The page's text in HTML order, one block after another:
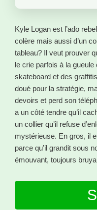
Kyle Logan est l’ado
colère mais aussi d’un
tableau? Il veut prouver
le crie parfois à la
skateboard et des
doué pour la stratégie,
devoirs et perd son
a un côté tendre qu’il
un collier qu’il refuse
mystérieuse. En gros, il
parce qu’il grandit sous
émouvant, toujours